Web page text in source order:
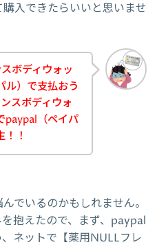
入できたらいいと思いませ
ボディウォッ
ル）で支払おう
スボディウォ
paypal（ペイパ
！
でいるのかもしれません。
抱えたので、まず、paypal
ネットで【薬用NULLフレ